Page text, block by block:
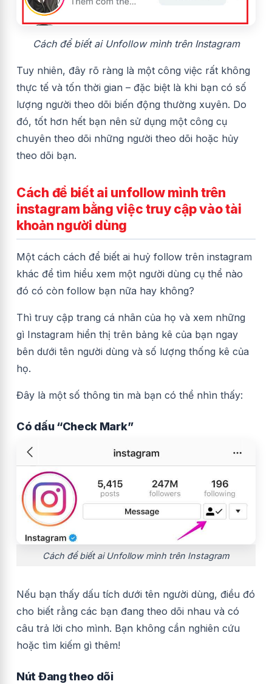
Cách để biết ai Unfollow mình trên Instagram
Tuy nhiên, đây rõ ràng là một công việc rất không
thực tế và tốn thời gian – đặc biệt là khi bạn có số
lượng người theo dõi biến động thường xuyên. Do
đó, tốt hơn hết bạn nên sử dụng một công cụ
chuyên theo dõi những người theo dõi hoặc hủy
theo dõi bạn.
Cách để biết ai unfollow mình trên
instagram bằng việc truy cập vào tài
khoản người dùng
Một cách cách để biết ai huỷ follow trên instagram
khác để tìm hiểu xem một người dùng cụ thể nào
đó có còn follow bạn nữa hay không?
Thì truy cập trang cá nhân của họ và xem những
gì Instagram hiển thị trên bảng kê của bạn ngay
bên dưới tên người dùng và số lượng thống kê của
họ.
Đây là một số thông tin mà bạn có thể nhìn thấy:
Có dấu “Check Mark”
Cách để biết ai Unfollow mình trên Instagram
Nếu bạn thấy dấu tích dưới tên người dùng, điều đó
cho biết rằng các bạn đang theo dõi nhau và có
câu trả lời cho mình. Bạn không cần nghiên cứu
hoặc tìm kiếm gì thêm!
Nút Đang theo dõi